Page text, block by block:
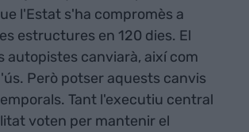
l'Estat s'ha compromès a
estructures en 120 dies. El
autopistes canviarà, així com
Però potser aquests canvis
Tant l'executiu central
voten per mantenir el